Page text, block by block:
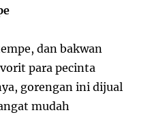
dan bakwan
para pecinta
gorengan ini dijual
mudah